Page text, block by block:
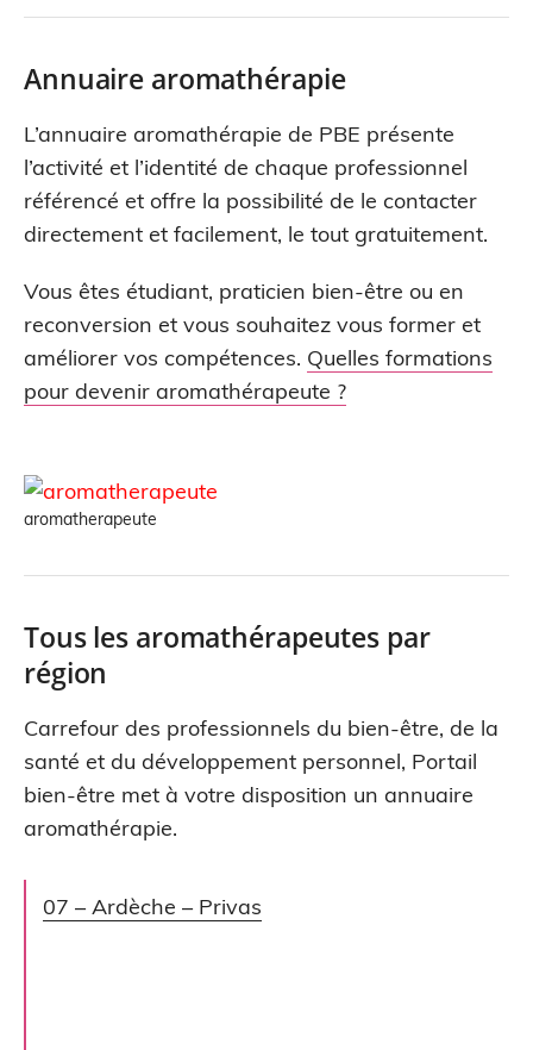
Annuaire aromathérapie
L’annuaire aromathérapie de PBE présente
l’activité et l’identité de chaque professionnel
référencé et offre la possibilité de le contacter
directement et facilement, le tout gratuitement.
Vous êtes étudiant, praticien bien-être ou en
reconversion et vous souhaitez vous former et
améliorer vos compétences. Quelles formations
pour devenir aromathérapeute ?
aromatherapeute
Tous les aromathérapeutes par
région
Carrefour des professionnels du bien-être, de la
santé et du développement personnel, Portail
bien-être met à votre disposition un annuaire
aromathérapie.
07 – Ardèche – Privas